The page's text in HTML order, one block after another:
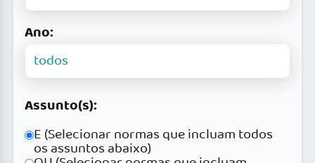
Ano:
Assunto(s):
E (Selecionar normas que incluam todos
os assuntos abaixo)